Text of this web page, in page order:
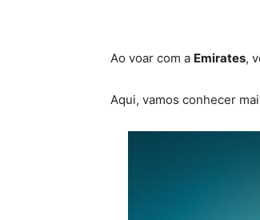
Ao voar com a Emirates,
Aqui, vamos conhecer